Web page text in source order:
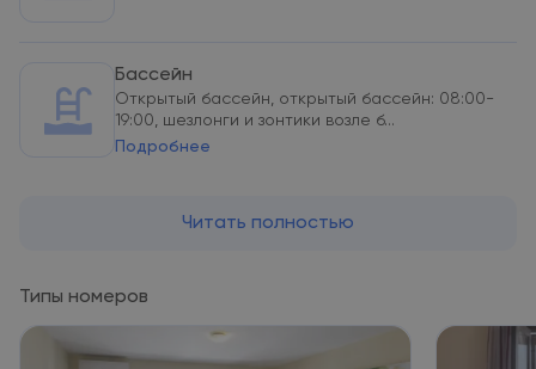
Бассейн
Открытый бассейн, открытый бассейн: 08:00-
19:00, шезлонги и зонтики возле б...
Подробнее
Читать полностью
Типы номеров